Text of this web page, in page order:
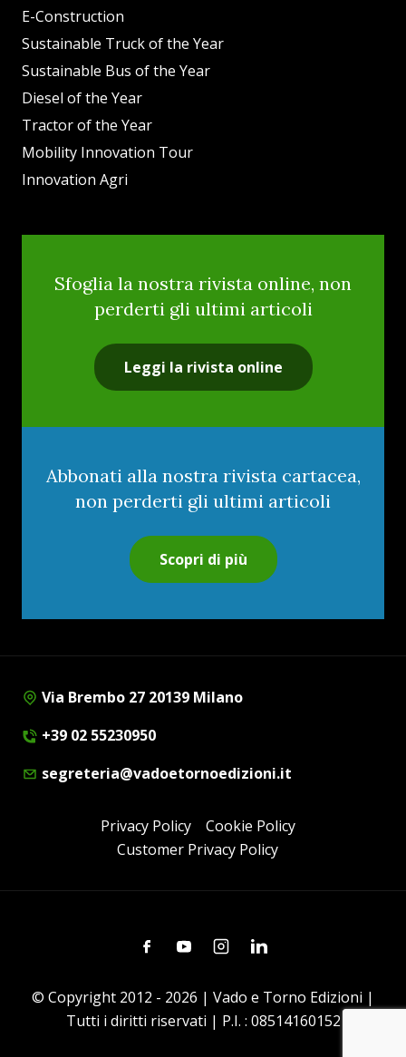
E-Construction
Sustainable Truck of the Year
Sustainable Bus of the Year
Diesel of the Year
Tractor of the Year
Mobility Innovation Tour
Innovation Agri
Sfoglia la nostra rivista online, non
perderti gli ultimi articoli
Leggi la rivista online
Abbonati alla nostra rivista cartacea,
non perderti gli ultimi articoli
Scopri di più
Via Brembo 27 20139 Milano
+39 02 55230950
segreteria@vadoetornoedizioni.it
Privacy Policy
Cookie Policy
Customer Privacy Policy
FacebookYoutubeInstagramLinkedin
© Copyright 2012 - 2026 | Vado e Torno Edizioni |
Tutti i diritti riservati | P.I. : 08514160152